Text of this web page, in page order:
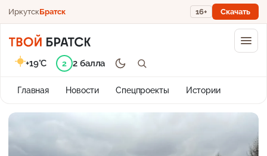
ИркутскБратск 16+ Скачать
Главная Новости Спецпроекты Истории
+19°C 2 2 балла